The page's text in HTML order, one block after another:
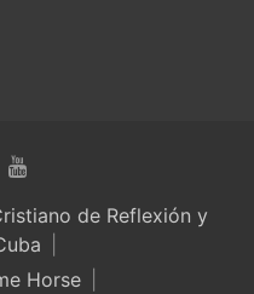
de Reflexión y
Horse